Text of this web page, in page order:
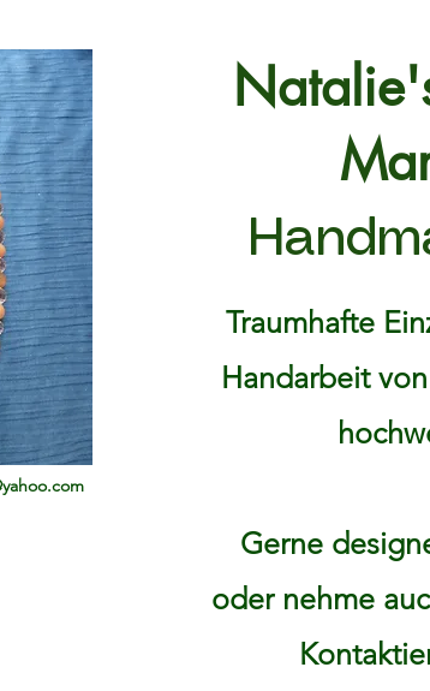
Traumhafte
Handarbeit
Gerne
oder nehme